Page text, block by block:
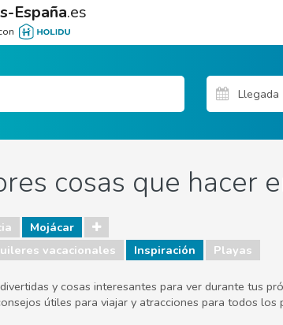
España.es
cosas que hacer
Mojácar
vacacionales Inspiración Playas
y cosas interesantes para ver durante tus
útiles para viajar y atracciones para todos los